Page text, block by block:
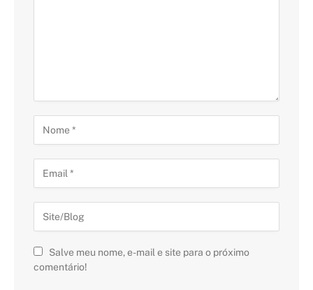
Salve meu nome, e-mail e site para o próximo
comentário!